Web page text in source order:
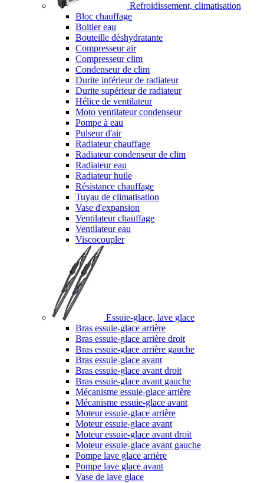
Refroidissement, climatisation
Bloc chauffage
Boitier eau
Bouteille déshydratante
Compresseur air
Compresseur clim
Condenseur de clim
Durite inférieur de radiateur
Durite supérieur de radiateur
Hélice de ventilateur
Moto ventilateur condenseur
Pompe à eau
Pulseur d'air
Radiateur chauffage
Radiateur condenseur de clim
Radiateur eau
Radiateur huile
Résistance chauffage
Tuyau de climatisation
Vase d'expansion
Ventilateur chauffage
Ventilateur eau
Viscocoupler
Essuie-glace, lave glace
Bras essuie-glace arrière
Bras essuie-glace arrière droit
Bras essuie-glace arrière gauche
Bras essuie-glace avant
Bras essuie-glace avant droit
Bras essuie-glace avant gauche
Mécanisme essuie-glace arrière
Mécanisme essuie-glace avant
Moteur essuie-glace arrière
Moteur essuie-glace avant
Moteur essuie-glace avant droit
Moteur essuie-glace avant gauche
Pompe lave glace arrière
Pompe lave glace avant
Vase de lave glace